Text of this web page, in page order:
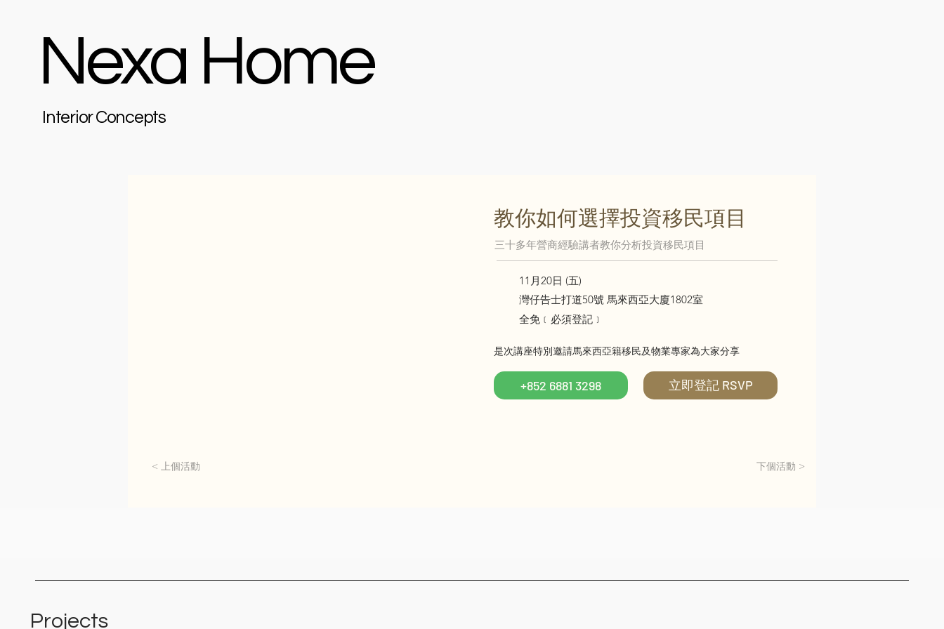
Nexa Home
Interior Concepts
教你如何選擇投資移民項目
三十多年營商經驗講者教你分析投資移民項目
11月20日 (五)
灣仔告士打道50號 馬來西亞大廈1802室
全免﹝必須登記﹞
是次講座特別邀請馬來西亞籍移民及物業專家為大家分享
+852 6881 3298 立即登記 RSVP
< 上個活動 下個活動 >
Projects